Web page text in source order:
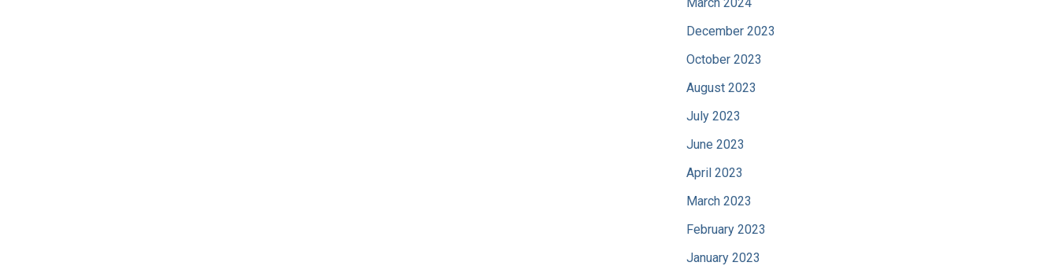
December 2023
October 2023
August 2023
July 2023
June 2023
April 2023
March 2023
February 2023
January 2023